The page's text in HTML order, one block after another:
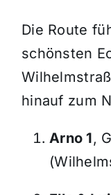
Die Route
schönsten
hinauf zum
Arno 1,